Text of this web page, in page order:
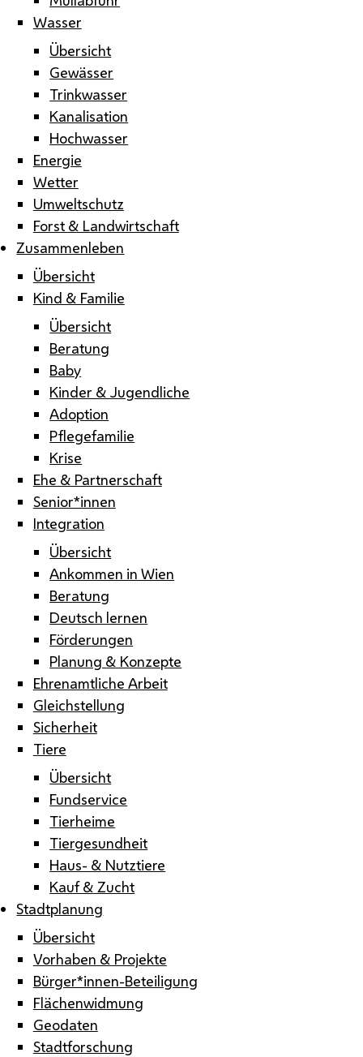
Wasser
Übersicht
Gewässer
Trinkwasser
Kanalisation
Hochwasser
Energie
Wetter
Umweltschutz
Forst & Landwirtschaft
Zusammenleben
Übersicht
Kind & Familie
Übersicht
Beratung
Baby
Kinder & Jugendliche
Adoption
Pflegefamilie
Krise
Ehe & Partnerschaft
Senior*innen
Integration
Übersicht
Ankommen in Wien
Beratung
Deutsch lernen
Förderungen
Planung & Konzepte
Ehrenamtliche Arbeit
Gleichstellung
Sicherheit
Tiere
Übersicht
Fundservice
Tierheime
Tiergesundheit
Haus- & Nutztiere
Kauf & Zucht
Stadtplanung
Übersicht
Vorhaben & Projekte
Bürger*innen-Beteiligung
Flächenwidmung
Geodaten
Stadtforschung